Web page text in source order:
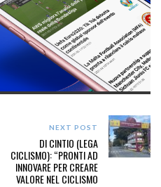
NEXT POST
DI CINTIO (LEGA
CICLISMO): “PRONTI AD
INNOVARE PER CREARE
VALORE NEL CICLISMO